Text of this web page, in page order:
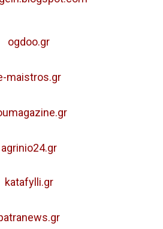
ogdoo.gr
maistros.gr
agrinio24.gr
katafylli.gr